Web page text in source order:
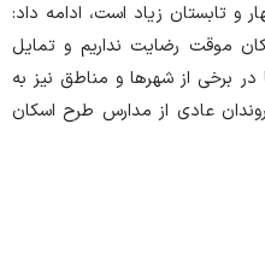
و تابستان زیاد است، ادامه داد:
موقت رضایت نداریم و تمایل
در برخی از شهر‌ها و مناطق نیز به
عادی از مدارس طرح اسکان